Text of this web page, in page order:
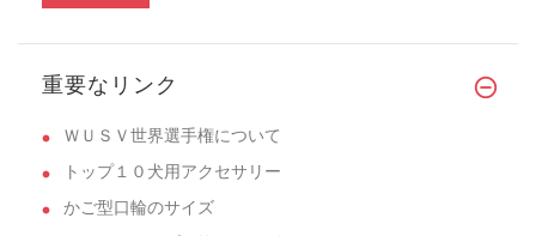
重要なリンク
ＷＵＳＶ世界選手権について
トップ１０犬用アクセサリー
かご型口輪のサイズ